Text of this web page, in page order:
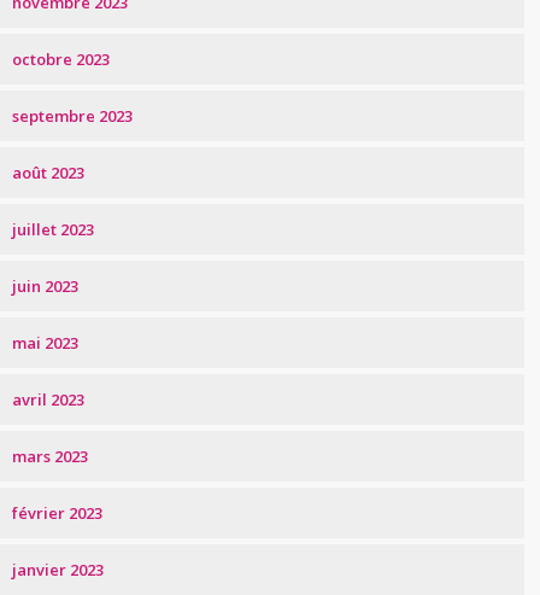
octobre 2023
septembre 2023
août 2023
juillet 2023
juin 2023
mai 2023
avril 2023
mars 2023
février 2023
janvier 2023